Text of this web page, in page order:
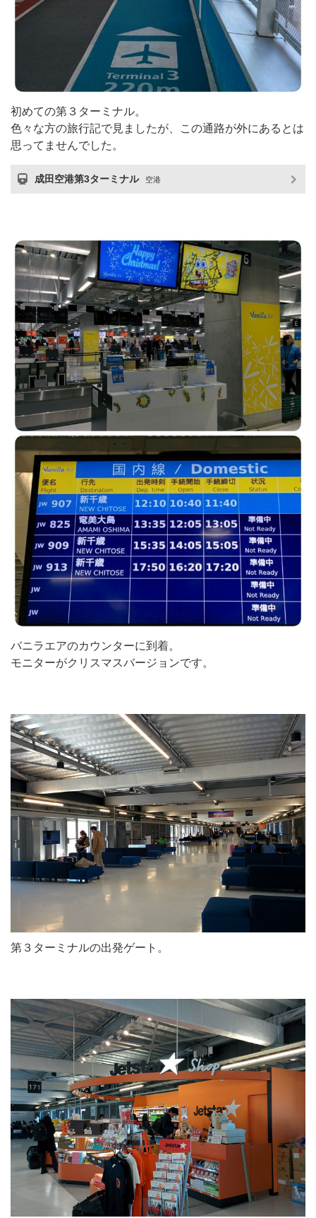
初めての第３ターミナル。
色々な方の旅行記で見ましたが、この通路が外にあるとは
思ってませんでした。
成田空港第3ターミナル 空港
バニラエアのカウンターに到着。
モニターがクリスマスバージョンです。
第３ターミナルの出発ゲート。